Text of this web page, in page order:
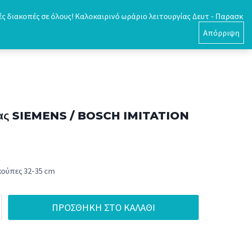
σε όλους! Καλοκαιρινό ωράριο λειτουργίας Δευτ - Παρασκ
Απόρριψη
0
SIEMENS / BOSCH IMITATION
32-35 cm
ΠΡΟΣΘΉΚΗ ΣΤΟ ΚΑΛΆΘΙ